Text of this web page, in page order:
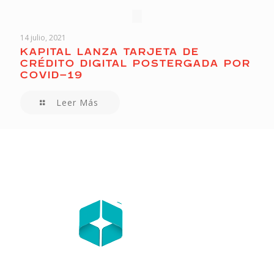
14 julio, 2021
KAPITAL LANZA TARJETA DE
CRÉDITO DIGITAL POSTERGADA POR
COVID-19
Leer Más